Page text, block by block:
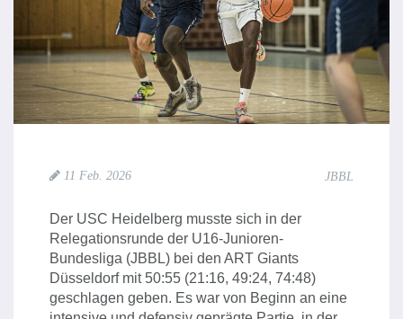
11 Feb. 2026 JBBL
Der USC Heidelberg musste sich in der
Relegationsrunde der U16-Junioren-
Bundesliga (JBBL) bei den ART Giants
Düsseldorf mit 50:55 (21:16, 49:24, 74:48)
geschlagen geben. Es war von Beginn an eine